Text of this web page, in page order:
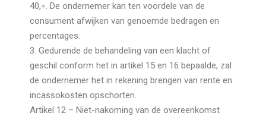
40,=. De ondernemer kan ten voordele van de
consument afwijken van genoemde bedragen en
percentages.
3. Gedurende de behandeling van een klacht of
geschil conform het in artikel 15 en 16 bepaalde, zal
de ondernemer het in rekening brengen van rente en
incassokosten opschorten.
Artikel 12 – Niet-nakoming van de overeenkomst